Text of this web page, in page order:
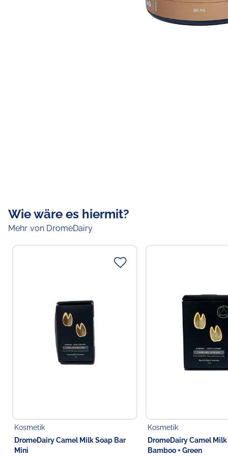
Wie wäre es hiermit?
Mehr von DromeDairy
Kosmetik
DromeDairy Camel Milk Soap Bar
Mini
Kosmetik
DromeDairy Camel
Bamboo + Green